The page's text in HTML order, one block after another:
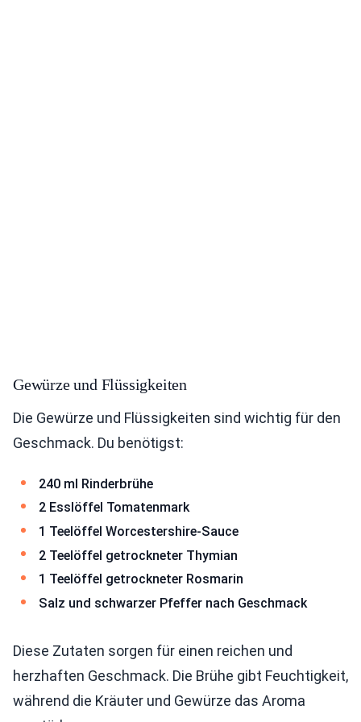
Gewürze und Flüssigkeiten
Die Gewürze und Flüssigkeiten sind wichtig für den
Geschmack. Du benötigst:
240 ml Rinderbrühe
2 Esslöffel Tomatenmark
1 Teelöffel Worcestershire-Sauce
2 Teelöffel getrockneter Thymian
1 Teelöffel getrockneter Rosmarin
Salz und schwarzer Pfeffer nach Geschmack
Diese Zutaten sorgen für einen reichen und
herzhaften Geschmack. Die Brühe gibt Feuchtigkeit,
während die Kräuter und Gewürze das Aroma